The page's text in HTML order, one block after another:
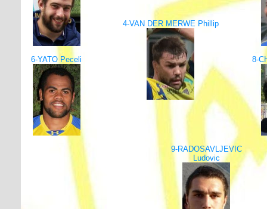
4-VAN DER MERWE Phillip
6-YATO Peceli 8-
9-RADOSAVLJEVIC
Ludovic